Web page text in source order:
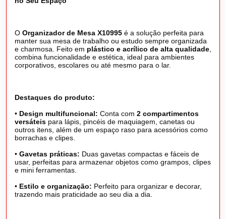
O Organizador de Mesa X10995 é a solução perfeita para
manter sua mesa de trabalho ou estudo sempre organizada
e charmosa. Feito em plástico e acrílico de alta qualidade
combina funcionalidade e estética, ideal para ambientes
corporativos, escolares ou até mesmo para o lar.
Destaques do produto:
• Design multifuncional: Conta com 2 compartimentos
versáteis para lápis, pincéis de maquiagem, canetas ou
outros itens, além de um espaço raso para acessórios como
borrachas e clipes.
• Gavetas práticas: Duas gavetas compactas e fáceis de
usar, perfeitas para armazenar objetos como grampos, clipes
e mini ferramentas.
• Estilo e organização: Perfeito para organizar e decorar,
trazendo mais praticidade ao seu dia a dia.